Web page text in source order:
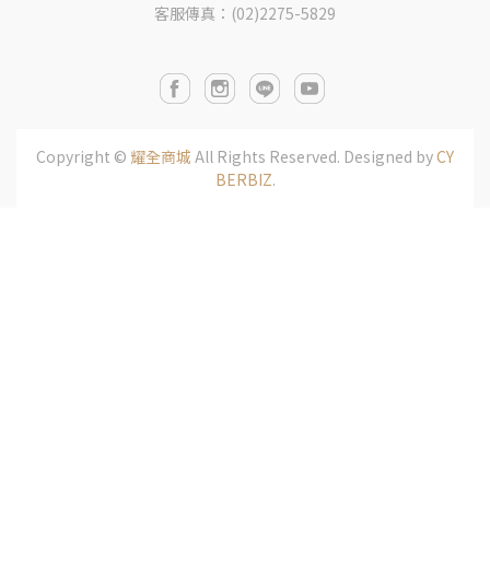
客服傳真：(02)2275-5829
Copyright © 耀全商城 All Rights Reserved. Designed byCY
BERBIZ.